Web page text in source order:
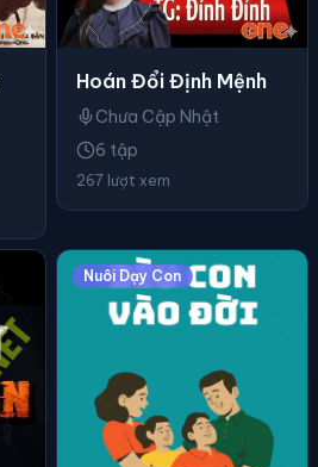
Hoán Đổi Định Mệnh
Chưa Cập Nhật
6 tập
267 lượt xem
Nuôi Dạy Con